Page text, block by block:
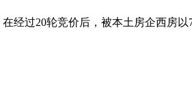
经过20轮竞价后，被本土房企西房